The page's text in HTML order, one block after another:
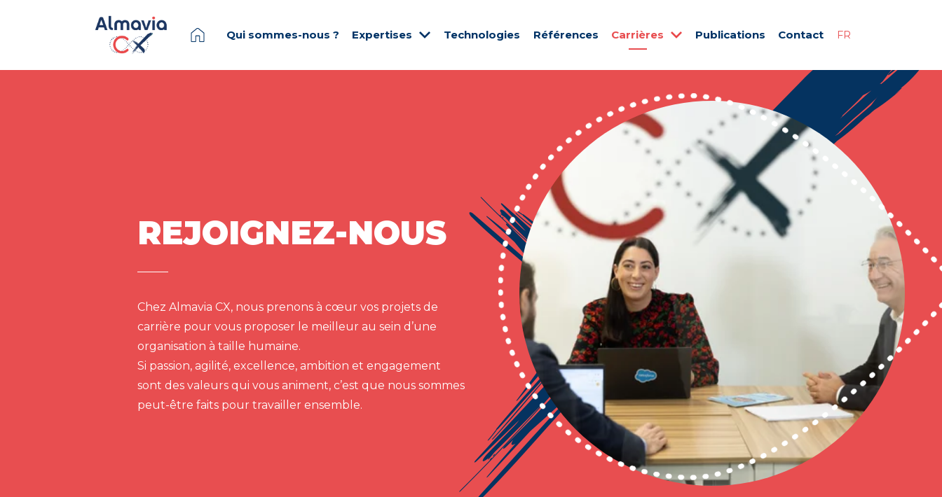
Qui sommes-nous ? Expertises Technologies Références Carrières Publications Contact FR
REJOIGNEZ-NOUS
Chez Almavia CX, nous prenons à cœur vos projets de
carrière pour vous proposer le meilleur au sein d’une
organisation à taille humaine.
Si passion, agilité, excellence, ambition et engagement
sont des valeurs qui vous animent, c’est que nous sommes
peut-être faits pour travailler ensemble.